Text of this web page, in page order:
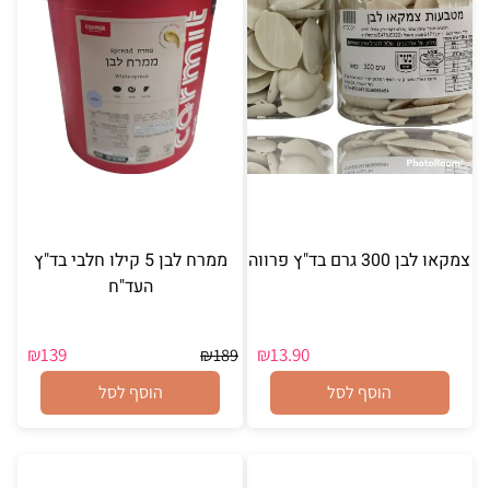
צמקאו לבן 300 גרם בד"ץ פרווה
₪13.90
הוסף לסל
ממרח לבן 5 קילו חלבי בד"ץ
העד"ח
₪189
₪139
הוסף לסל